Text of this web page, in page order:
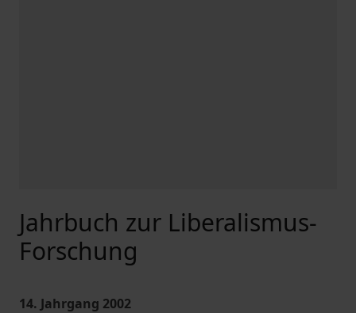
Jahrbuch zur Liberalismus-
Forschung
14. Jahrgang 2002